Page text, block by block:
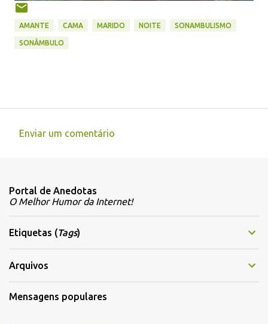
AMANTE CAMA MARIDO NOITE SONAMBULISMO
SONÂMBULO
e
n
t
á
r
i
o
Enviar um comentário
Portal de Anedotas
O Melhor Humor da Internet!
Etiquetas (Tags)
Arquivos
Mensagens populares